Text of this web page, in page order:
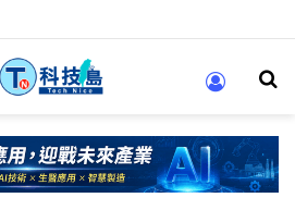
到TECH+ 科技專區!